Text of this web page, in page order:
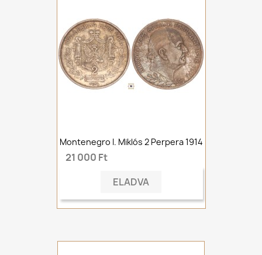
Montenegro I. Miklós 2 Perpera 1914
21 000 Ft
ELADVA